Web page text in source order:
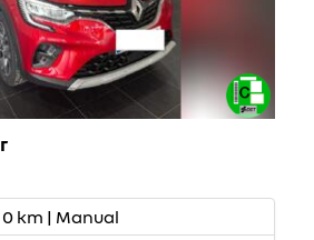
km | Manual